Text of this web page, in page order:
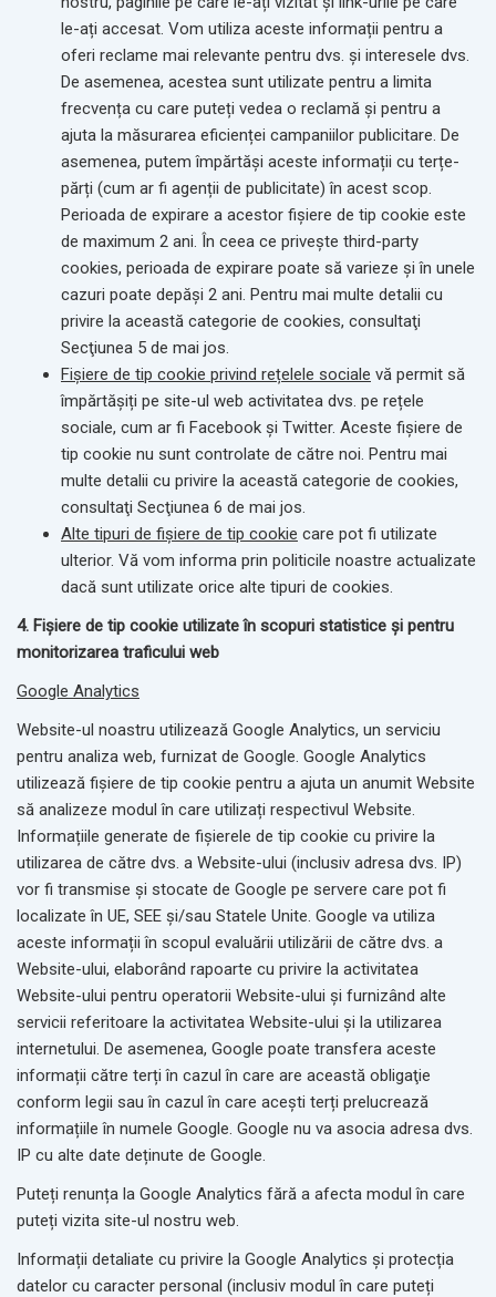
le-ați accesat. Vom utiliza aceste informații pentru a
oferi reclame mai relevante pentru dvs. și interesele dvs.
De asemenea, acestea sunt utilizate pentru a limita
frecvența cu care puteți vedea o reclamă și pentru a
ajuta la măsurarea eficienței campaniilor publicitare. De
asemenea, putem împărtăși aceste informații cu terțe-
părți (cum ar fi agenții de publicitate) în acest scop.
Perioada de expirare a acestor fișiere de tip cookie este
de maximum 2 ani. În ceea ce priveşte third-party
cookies, perioada de expirare poate să varieze şi în unele
cazuri poate depăşi 2 ani. Pentru mai multe detalii cu
privire la această categorie de cookies, consultaţi
Secţiunea 5 de mai jos.
Fișiere de tip cookie privind rețelele sociale vă permit să
împărtășiți pe site-ul web activitatea dvs. pe rețele
sociale, cum ar fi Facebook și Twitter. Aceste fișiere de
tip cookie nu sunt controlate de către noi. Pentru mai
multe detalii cu privire la această categorie de cookies,
consultaţi Secţiunea 6 de mai jos.
Alte tipuri de fișiere de tip cookie care pot fi utilizate
ulterior. Vă vom informa prin politicile noastre actualizate
dacă sunt utilizate orice alte tipuri de cookies.
4. Fișiere de tip cookie utilizate în scopuri statistice și pentru
monitorizarea traficului web
Google Analytics
Website-ul noastru utilizează Google Analytics, un serviciu
pentru analiza web, furnizat de Google. Google Analytics
utilizează fișiere de tip cookie pentru a ajuta un anumit Website
să analizeze modul în care utilizați respectivul Website.
Informațiile generate de fișierele de tip cookie cu privire la
utilizarea de către dvs. a Website-ului (inclusiv adresa dvs. IP)
vor fi transmise și stocate de Google pe servere care pot fi
localizate în UE, SEE şi/sau Statele Unite. Google va utiliza
aceste informații în scopul evaluării utilizării de către dvs. a
Website-ului, elaborând rapoarte cu privire la activitatea
Website-ului pentru operatorii Website-ului și furnizând alte
servicii referitoare la activitatea Website-ului și la utilizarea
internetului. De asemenea, Google poate transfera aceste
informații către terți în cazul în care are această obligaţie
conform legii sau în cazul în care acești terți prelucrează
informațiile în numele Google. Google nu va asocia adresa dvs.
IP cu alte date deținute de Google.
Puteți renunța la Google Analytics fără a afecta modul în care
puteți vizita site-ul nostru web.
Informații detaliate cu privire la Google Analytics și protecția
datelor cu caracter personal (inclusiv modul în care puteți